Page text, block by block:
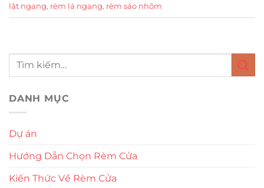
lật ngang, rèm lá ngang, rèm sáo nhôm
DANH MỤC
Dự án
Hướng Dẫn Chọn Rèm Cửa
Kiến Thức Về Rèm Cửa